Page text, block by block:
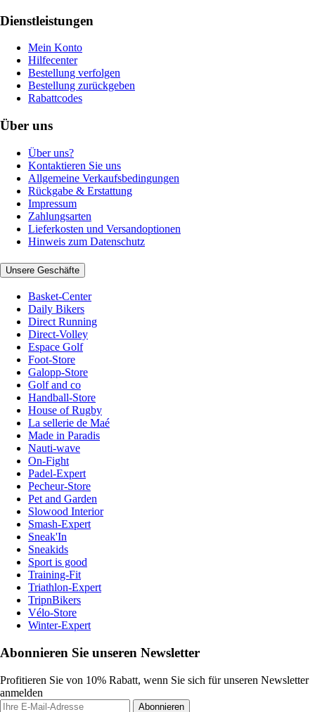
Dienstleistungen
Mein Konto
Hilfecenter
Bestellung verfolgen
Bestellung zurückgeben
Rabattcodes
Über uns
Über uns?
Kontaktieren Sie uns
Allgemeine Verkaufsbedingungen
Rückgabe & Erstattung
Impressum
Zahlungsarten
Lieferkosten und Versandoptionen
Hinweis zum Datenschutz
Unsere Geschäfte
Basket-Center
Daily Bikers
Direct Running
Direct-Volley
Espace Golf
Foot-Store
Galopp-Store
Golf and co
Handball-Store
House of Rugby
La sellerie de Maé
Made in Paradis
Nauti-wave
On-Fight
Padel-Expert
Pecheur-Store
Pet and Garden
Slowood Interior
Smash-Expert
Sneak'In
Sneakids
Sport is good
Training-Fit
Triathlon-Expert
TripnBikers
Vélo-Store
Winter-Expert
Abonnieren Sie unseren Newsletter
Profitieren Sie von 10% Rabatt, wenn Sie sich für unseren Newsletter
anmelden
Abonnieren